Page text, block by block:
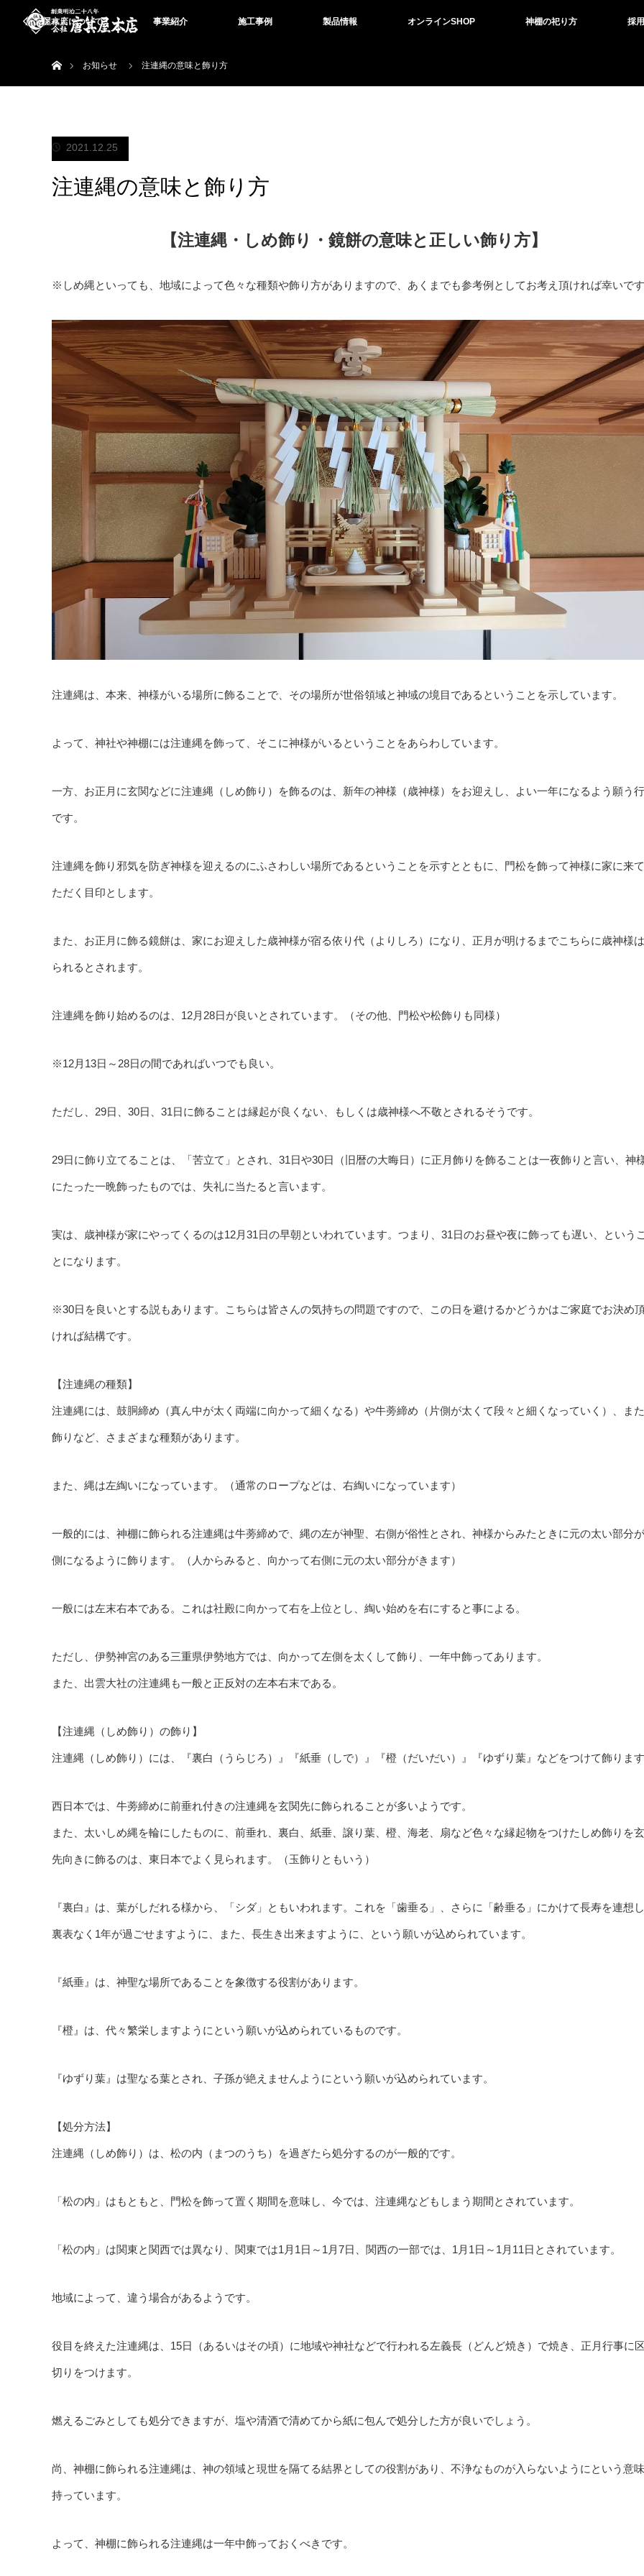
唐箕屋本店について 事業紹介 施工事例 製品情報 オンラインSHOP 神棚の祀り方 採
お知らせ
注連縄の意味と飾り方
2021.12.25
注連縄の意味と飾り方
【注連縄・しめ飾り・鏡餅の意味と正しい飾り方】
※しめ縄といっても、地域によって色々な種類や飾り方がありますので、あくまでも参考例としてお考え頂ければ幸いで
注連縄は、本来、神様がいる場所に飾ることで、その場所が世俗領域と神域の境目であるということを示しています。
よって、神社や神棚には注連縄を飾って、そこに神様がいるということをあらわしています。
一方、お正月に玄関などに注連縄（しめ飾り）を飾るのは、新年の神様（歳神様）をお迎えし、よい一年になるよう願う
です。
注連縄を飾り邪気を防ぎ神様を迎えるのにふさわしい場所であるということを示すとともに、門松を飾って神様に家に来
ただく目印とします。
また、お正月に飾る鏡餅は、家にお迎えした歳神様が宿る依り代（よりしろ）になり、正月が明けるまでこちらに歳神様
られるとされます。
注連縄を飾り始めるのは、12月28日が良いとされています。（その他、門松や松飾りも同様）
※12月13日～28日の間であればいつでも良い。
ただし、29日、30日、31日に飾ることは縁起が良くない、もしくは歳神様へ不敬とされるそうです。
29日に飾り立てることは、「苦立て」とされ、31日や30日（旧暦の大晦日）に正月飾りを飾ることは一夜飾りと言い、神
にたった一晩飾ったものでは、失礼に当たると言います。
実は、歳神様が家にやってくるのは12月31日の早朝といわれています。つまり、31日のお昼や夜に飾っても遅い、という
とになります。
※30日を良いとする説もあります。こちらは皆さんの気持ちの問題ですので、この日を避けるかどうかはご家庭でお決め
ければ結構です。
【注連縄の種類】
注連縄には、鼓胴締め（真ん中が太く両端に向かって細くなる）や牛蒡締め（片側が太くて段々と細くなっていく）、ま
飾りなど、さまざまな種類があります。
また、縄は左綯いになっています。（通常のロープなどは、右綯いになっています）
一般的には、神棚に飾られる注連縄は牛蒡締めで、縄の左が神聖、右側が俗性とされ、神様からみたときに元の太い部分
側になるように飾ります。（人からみると、向かって右側に元の太い部分がきます）
一般には左末右本である。これは社殿に向かって右を上位とし、綯い始めを右にすると事による。
ただし、伊勢神宮のある三重県伊勢地方では、向かって左側を太くして飾り、一年中飾ってあります。
また、出雲大社の注連縄も一般と正反対の左本右末である。
【注連縄（しめ飾り）の飾り】
注連縄（しめ飾り）には、『裏白（うらじろ）』『紙垂（しで）』『橙（だいだい）』『ゆずり葉』などをつけて飾りま
西日本では、牛蒡締めに前垂れ付きの注連縄を玄関先に飾られることが多いようです。
また、太いしめ縄を輪にしたものに、前垂れ、裏白、紙垂、譲り葉、橙、海老、扇など色々な縁起物をつけたしめ飾りを
先向きに飾るのは、東日本でよく見られます。（玉飾りともいう）
『裏白』は、葉がしだれる様から、「シダ」ともいわれます。これを「歯垂る」、さらに「齢垂る」にかけて長寿を連想
裏表なく1年が過ごせますように、また、長生き出来ますように、という願いが込められています。
『紙垂』は、神聖な場所であることを象徴する役割があります。
『橙』は、代々繁栄しますようにという願いが込められているものです。
『ゆずり葉』は聖なる葉とされ、子孫が絶えませんようにという願いが込められています。
【処分方法】
注連縄（しめ飾り）は、松の内（まつのうち）を過ぎたら処分するのが一般的です。
「松の内」はもともと、門松を飾って置く期間を意味し、今では、注連縄などもしまう期間とされています。
「松の内」は関東と関西では異なり、関東では1月1日～1月7日、関西の一部では、1月1日～1月11日とされています。
地域によって、違う場合があるようです。
役目を終えた注連縄は、15日（あるいはその頃）に地域や神社などで行われる左義長（どんど焼き）で焼き、正月行事に
切りをつけます。
燃えるごみとしても処分できますが、塩や清酒で清めてから紙に包んで処分した方が良いでしょう。
尚、神棚に飾られる注連縄は、神の領域と現世を隔てる結界としての役割があり、不浄なものが入らないようにという意
持っています。
よって、神棚に飾られる注連縄は一年中飾っておくべきです。